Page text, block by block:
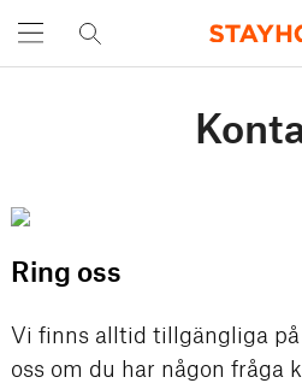
Ring oss
Vi finns alltid tillgängliga
oss om du har någon fråga